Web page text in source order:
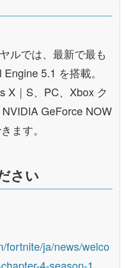
ルでは、最新で最も
5.1 を搭載。
X｜S、PC、Xbox ク
GeForce NOW
ます。
さい
fortnite/ja/news/welco
4-season-1